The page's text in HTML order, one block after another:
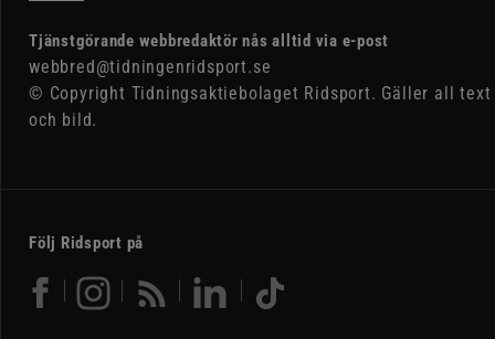
Tjänstgörande webbredaktör nås alltid via e-post
webbred@tidningenridsport.se
© Copyright Tidningsaktiebolaget Ridsport. Gäller all text
och bild.
Följ Ridsport på